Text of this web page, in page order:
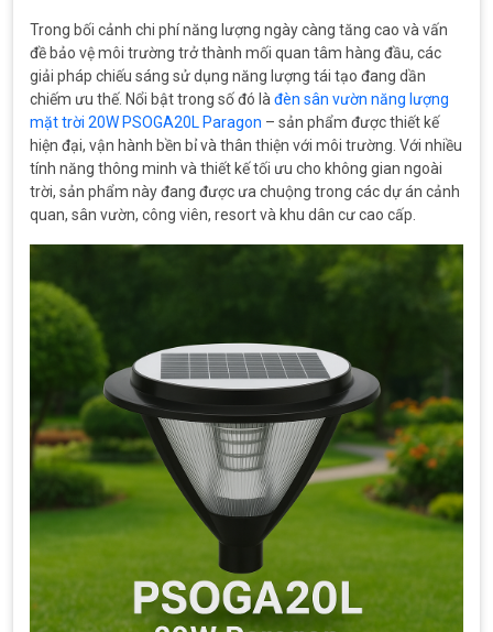
Trong bối cảnh chi phí năng lượng ngày càng tăng cao và vấn
đề bảo vệ môi trường trở thành mối quan tâm hàng đầu, các
giải pháp chiếu sáng sử dụng năng lượng tái tạo đang dần
chiếm ưu thế. Nổi bật trong số đó là đèn sân vườn năng lượng
mặt trời 20W PSOGA20L Paragon – sản phẩm được thiết kế
hiện đại, vận hành bền bỉ và thân thiện với môi trường. Với nhiều
tính năng thông minh và thiết kế tối ưu cho không gian ngoài
trời, sản phẩm này đang được ưa chuộng trong các dự án cảnh
quan, sân vườn, công viên, resort và khu dân cư cao cấp.